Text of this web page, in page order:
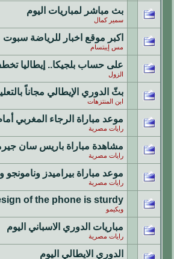
بث مباشر لمباريات اليوم
سمير كمال
اكبر موقع اخبار للرياضة سبوت
مس إيبتسام
على حساب بلجيكا.. إيطاليا
الزول
بثّ الدوري الإيطالي مجاناً
ابن المنتزهات
موعد مباراة الرجاء المغربي
رايات مصرية
مشاهدة مباراة باريس سان
رايات مصرية
موعد مباراة بيراميدز ونامونجو
رايات مصرية
of the phone is sturdy.
ويكيمو
مباريات الدوري الاسباني اليوم
رايات مصرية
الدوري الايطالي اليوم